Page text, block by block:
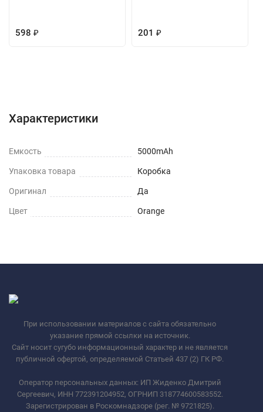
598 ₽ 201 ₽
Характеристики
Емкость 5000mAh
Упаковка товара Коробка
Оригинал Да
Цвет Orange
При использовании материалов с сайта обязательно
указание прямой ссылки на источник.
Сайт носит сугубо информационный характер и не является
публичной офертой, определяемой Статьей 437 (2) ГК РФ.
Оператор персональных данных: ИП Жиденко Дмитрий
Сергеевич, ИНН 772391204952, ОГРНИП 318774600583552.
Зарегистрирован в Роскомнадзоре (рег. № 9721825).